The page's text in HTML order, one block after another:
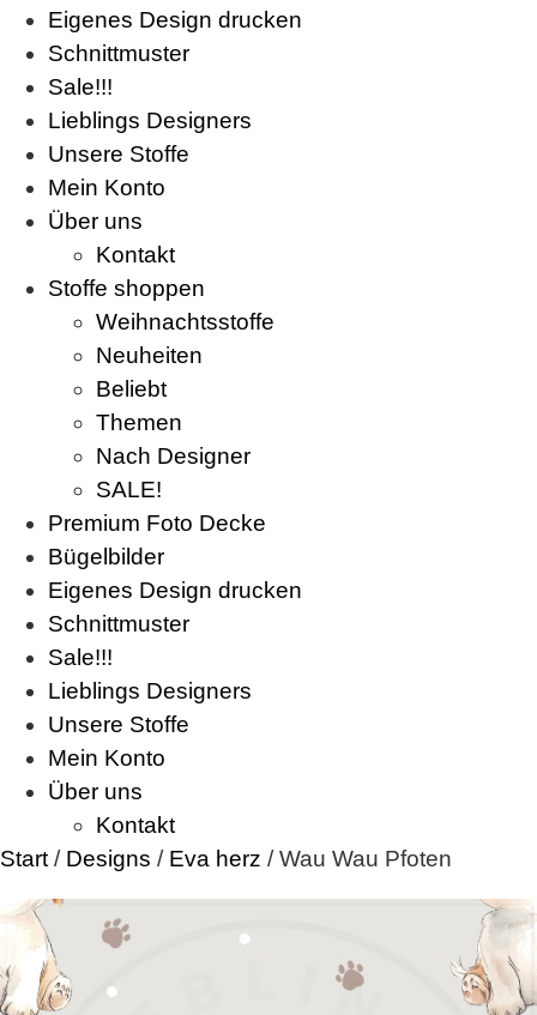
Eigenes Design drucken
Schnittmuster
Sale!!!
Lieblings Designers
Unsere Stoffe
Mein Konto
Über uns
Kontakt
Stoffe shoppen
Weihnachtsstoffe
Neuheiten
Beliebt
Themen
Nach Designer
SALE!
Premium Foto Decke
Bügelbilder
Eigenes Design drucken
Schnittmuster
Sale!!!
Lieblings Designers
Unsere Stoffe
Mein Konto
Über uns
Kontakt
Start / Designs / Eva herz / Wau Wau Pfoten